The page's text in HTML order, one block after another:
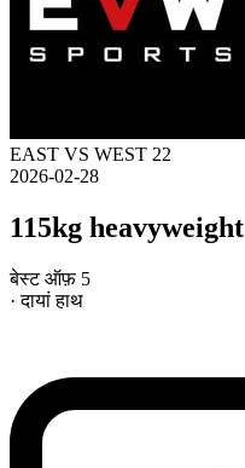
EAST VS WEST 22
2026-02-28
115kg heavyweight
बेस्ट ऑफ़ 5
· दायां हाथ